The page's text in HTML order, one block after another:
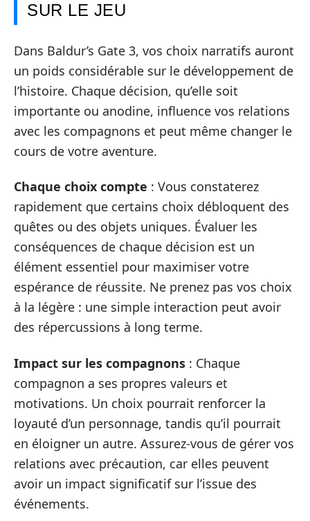
SUR LE JEU
Dans Baldur’s Gate 3, vos choix narratifs auront
un poids considérable sur le développement de
l’histoire. Chaque décision, qu’elle soit
importante ou anodine, influence vos relations
avec les compagnons et peut même changer le
cours de votre aventure.
Chaque choix compte : Vous constaterez
rapidement que certains choix débloquent des
quêtes ou des objets uniques. Évaluer les
conséquences de chaque décision est un
élément essentiel pour maximiser votre
espérance de réussite. Ne prenez pas vos choix
à la légère : une simple interaction peut avoir
des répercussions à long terme.
Impact sur les compagnons : Chaque
compagnon a ses propres valeurs et
motivations. Un choix pourrait renforcer la
loyauté d’un personnage, tandis qu’il pourrait
en éloigner un autre. Assurez-vous de gérer vos
relations avec précaution, car elles peuvent
avoir un impact significatif sur l’issue des
événements.